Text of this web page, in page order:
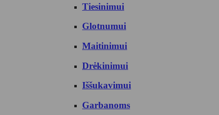
Tiesinimui
Glotnumui
Maitinimui
Drėkinimui
Iššukavimui
Garbanoms